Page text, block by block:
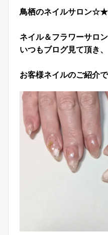
鳥栖のネイルサロン☆★
ネイル＆フラワーサロ
いつもブログ見て頂き
お客様ネイルのご紹介